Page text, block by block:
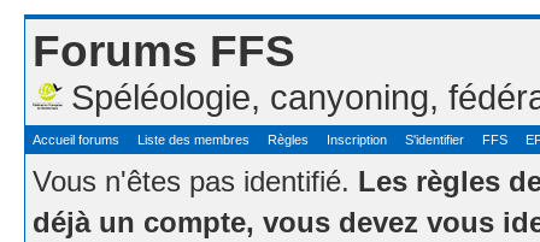
Forums FFS
Spéléologie, canyoning,
Accueil forums Liste des membres Règles Inscription S'identifier FFS
Vous n'êtes pas identifié. Les règles
déjà un compte, vous devez vous